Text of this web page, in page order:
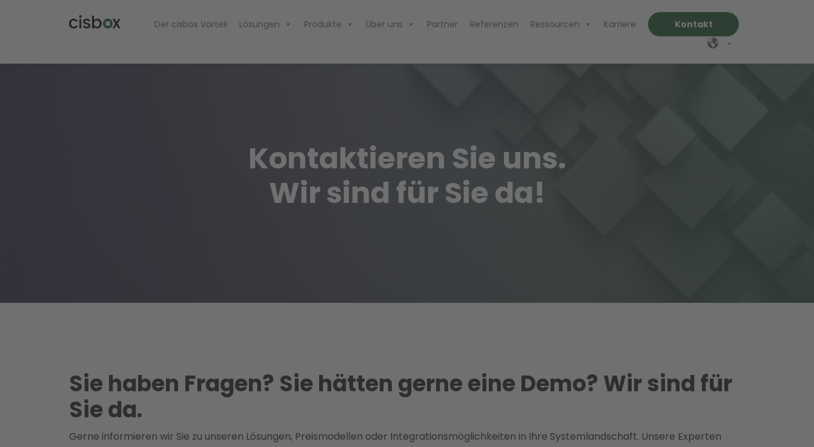
Der cisbox Vorteil Lösungen Produkte Über uns Partner Referenzen Ressourcen Karriere Kontakt
Kontaktieren Sie uns.
Wir sind für Sie da!
Sie haben Fragen? Sie hätten gerne eine Demo? Wir sind für
Sie da.
Gerne informieren wir Sie zu unseren Lösungen, Preismodellen oder Integrationsmöglichkeiten in Ihre Systemlandschaft. Unsere Experten